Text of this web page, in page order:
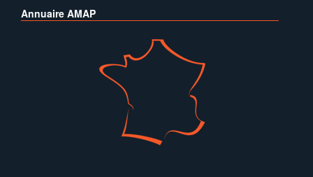
Annuaire AMAP